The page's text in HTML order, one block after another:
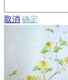
取消 确定